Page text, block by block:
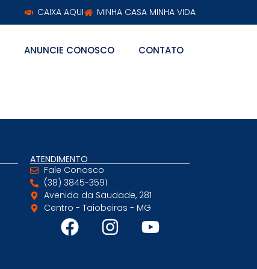
CAIXA AQUI MINHA CASA MINHA VIDA
ANUNCIE CONOSCO CONTATO
ATENDIMENTO
Fale Conosco
(38) 3845-3591
Avenida da Saudade, 281
Centro - Taiobeiras - MG